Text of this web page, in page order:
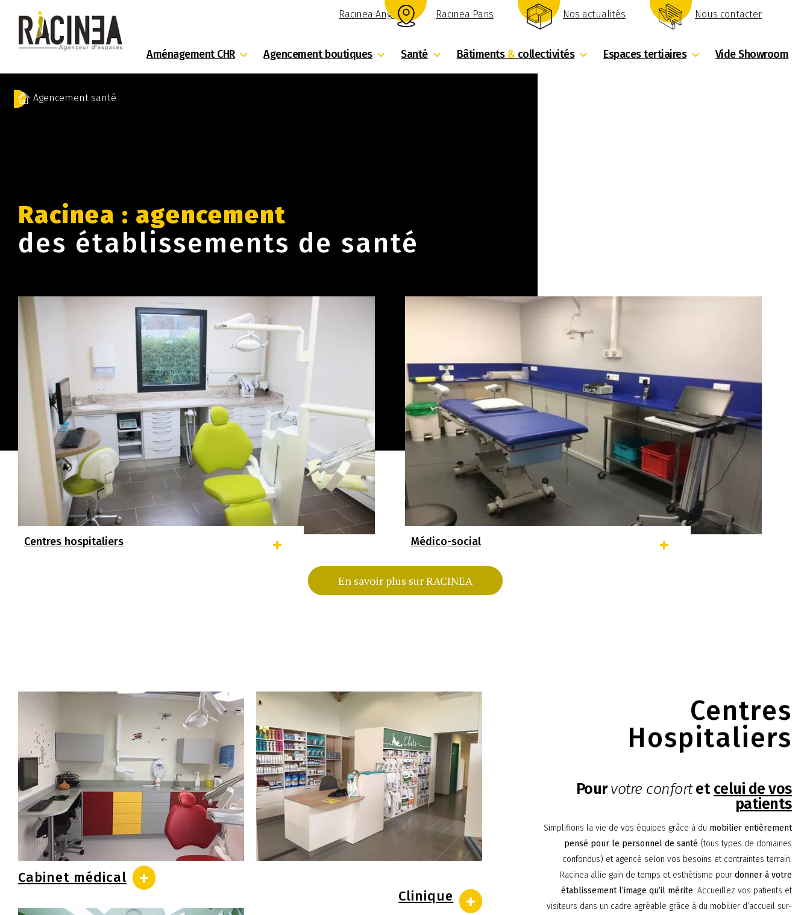
Racinea Angers Racinea Paris Nos actualités Nous contacter
Aménagement CHR Agencement boutiques Santé Bâtiments &collectivités Espaces tertiaires Vide Showroom
Agencement santé
Racinea : agencement
des établissements de santé
Centres hospitaliers + Médico-social +
En savoir plus sur RACINEA
Cabinet médical +
Clinique +
Centres
Hospitaliers
Pourvotre confortet celui de vos
patients
Simplifions la vie de vos équipes grâce à du mobilier entièrement
pensé pour le personnel de santé (tous types de domaines
confondus) et agencé selon vos besoins et contraintes terrain.
Racinea allie gain de temps et esthétisme pour donner à votre
établissement l’image qu’il mérite. Accueillez vos patients et
visiteurs dans un cadre agréable grâce à du mobilier d’accueil sur-